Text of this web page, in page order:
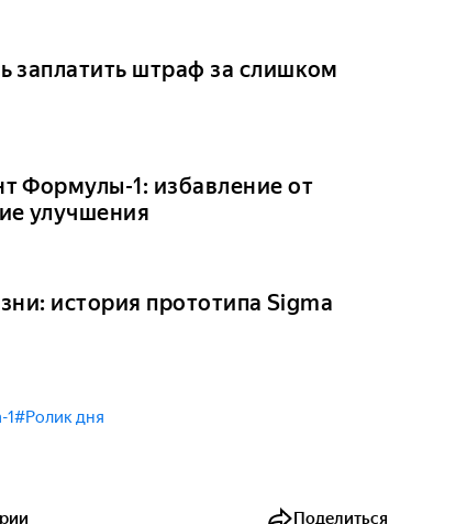
заплатить штраф за слишком
Формулы-1: избавление от
улучшения
история прототипа Sigma
1#Ролик дня
Поделиться